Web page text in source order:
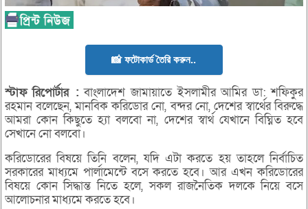
📸 ফটোকার্ড তৈরি করুন..
স্টাফ রিপোর্টার: বাংলাদেশ জামায়াতে ইসলামীর আমির ডা: শফিকুর
রহমান বলেছেন, মানবিক করিডোর নো, বন্দর নো, দেশের স্বার্থের বিরুদ্ধে
আমরা কোন কিছুতে হ্যা বলবো না, দেশের স্বার্থ যেখানে বিঘ্নিত হবে
সেখানে নো বলবো।
করিডোরের বিষয়ে তিনি বলেন, যদি এটা করতে হয় তাহলে নির্বাচিত
সরকারের মাধ্যমে পার্লামেন্টে বসে করতে হবে। আর এখন করিডোরের
বিষয়ে কোন সিদ্ধান্ত নিতে হলে, সকল রাজনৈতিক দলকে নিয়ে বসে
আলোচনার মাধ্যমে করতে হবে।